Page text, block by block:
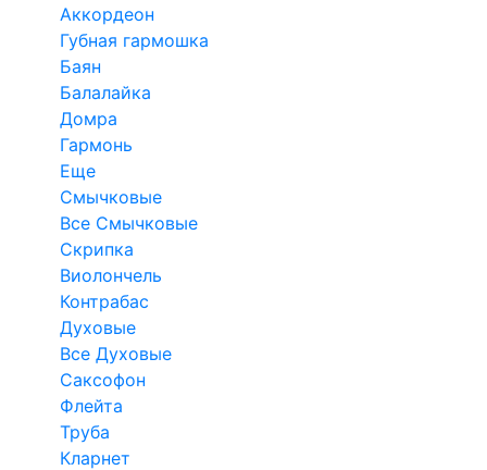
Аккордеон
Губная гармошка
Баян
Балалайка
Домра
Гармонь
Еще
Смычковые
Все Смычковые
Скрипка
Виолончель
Контрабас
Духовые
Все Духовые
Саксофон
Флейта
Труба
Кларнет